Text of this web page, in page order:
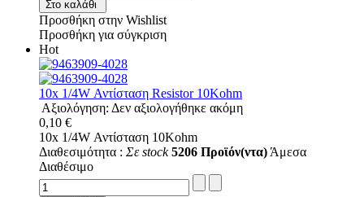
Στο καλάθι
Προσθήκη στην Wishlist
Προσθήκη για σύγκριση
Hot
10x 1/4W Αντίσταση Resistor 10Kohm
Αξιολόγηση: Δεν αξιολογήθηκε ακόμη
0,10 €
10x 1/4W Αντίσταση 10Kohm
Διαθεσιμότητα : Σε stock 5206 Προϊόν(ντα) Άμεσα
Διαθέσιμο